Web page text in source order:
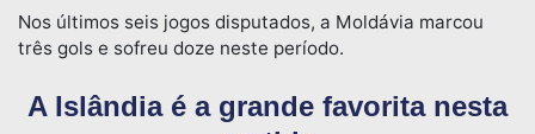
Nos últimos seis jogos disputados, a Moldávia marcou
três gols e sofreu doze neste período.
A Islândia é a grande favorita nesta